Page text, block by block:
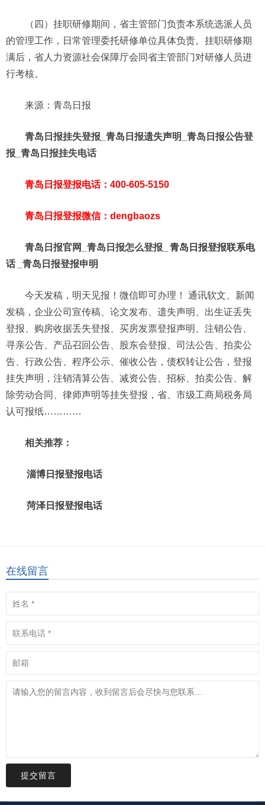
（四）挂职研修期间，省主管部门负责本系统选派人员
的管理工作，日常管理委托研修单位具体负责。挂职研修期
满后，省人力资源社会保障厅会同省主管部门对研修人员进
行考核。
来源：青岛日报
青岛日报挂失登报_青岛日报遗失声明_青岛日报公告登
报_青岛日报挂失电话
青岛日报登报电话：400-605-5150
青岛日报登报微信：dengbaozs
青岛日报官网_青岛日报怎么登报_
青岛日报登报联系电
话
_青岛日报登报申明
今天发稿，明天见报！微信即可办理！ 通讯软文、新闻
发稿，企业公司宣传稿、论文发布、遗失声明、出生证丢失
登报、购房收据丢失登报、买房发票登报声明、注销公告、
寻亲公告、产品召回公告、股东会登报、司法公告、拍卖公
告、行政公告、程序公示、催收公告，债权转让公告，登报
挂失声明，注销清算公告、减资公告、招标、拍卖公告、解
除劳动合同、律师声明等挂失登报，省、市级工商局税务局
认可报纸…………
相关推荐：
淄博日报登报电话
菏泽日报登报电话
在线留言
提交留言